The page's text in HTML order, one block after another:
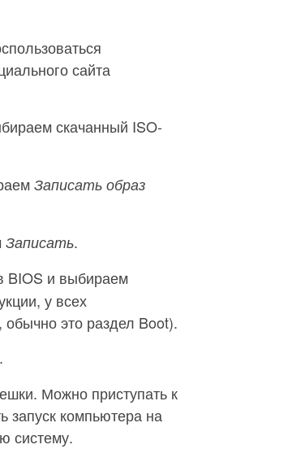
сайта
скачанный ISO-
Записать образ
Записать.
BIOS и выбираем
у всех
это раздел Boot).
Можно приступать к
запуск компьютера на
систему.